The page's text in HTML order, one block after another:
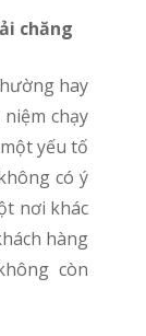
chăng
chạy
yếu tố
có ý
nơi khác
hàng
còn